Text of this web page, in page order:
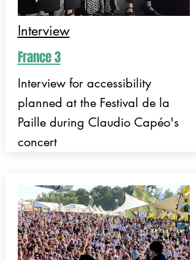
Interview
France 3
Interview for accessibility
planned at the Festival de la
Paille during Claudio Capéo's
concert